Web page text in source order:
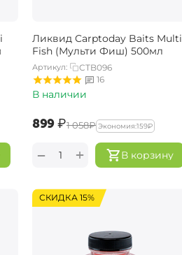
Ликвид Carptoday Baits Multi
Fish (Мульти Фиш) 500мл
Артикул:
CTB096
16
В наличии
‍899‍₽‍1 058‍₽ Экономия:‍159‍₽
В корзину
+
−
СКИДКА 15%